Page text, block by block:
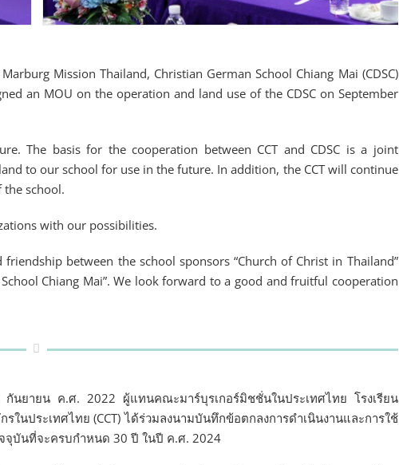
Mission Thailand, Christian German School Chiang Mai (CDSC)
an MOU on the operation and land use of the CDSC on September
The basis for the cooperation between CCT and CDSC is a joint
to our school for use in the future. In addition, the CCT will continue
school.
with our possibilities.
between the school sponsors “Church of Christ in Thailand”
Chiang Mai”. We look forward to a good and fruitful cooperation
นยายน ค.ศ. 2022 ผู้แทนคณะมาร์บุรเกอร์มิชชั่นในประเทศไทย โรงเรียน
ในประเทศไทย (CCT) ได้ร่วมลงนามบันทึกข้อตกลงการดำเนินงานและการใช้
บันที่จะครบกำหนด 30 ปี ในปี ค.ศ. 2024